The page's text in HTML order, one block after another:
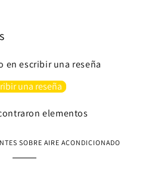
en escribir una reseña
una reseña
elementos
SOBRE AIRE ACONDICIONADO